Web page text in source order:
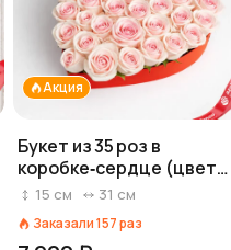
Акция
Букет из 35 роз в
коробке‑сердце (цвет
роз и коробки на выбор:
15 см 31 см
Заказали157раз